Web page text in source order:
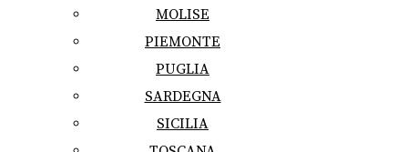
MOLISE
PIEMONTE
PUGLIA
SARDEGNA
SICILIA